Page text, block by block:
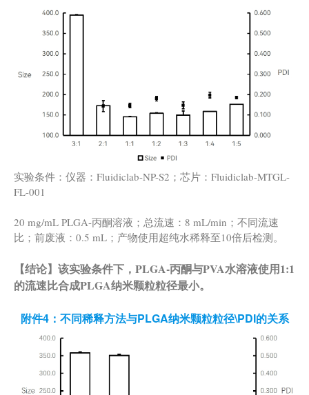
实验条件：仪器：Fluidiclab-NP-S2；芯片：Fluidiclab-MTGL-
FL-001
20 mg/mL PLGA-丙酮溶液；总流速：8 mL/min；不同流速
比；前废液：0.5 mL；产物使用超纯水稀释至10倍后检测。
【结论】该实验条件下，PLGA-丙酮与PVA水溶液使用1:1
的流速比合成PLGA纳米颗粒粒径最小。
附件4：不同稀释方法与PLGA纳米颗粒粒径\PDI的关系